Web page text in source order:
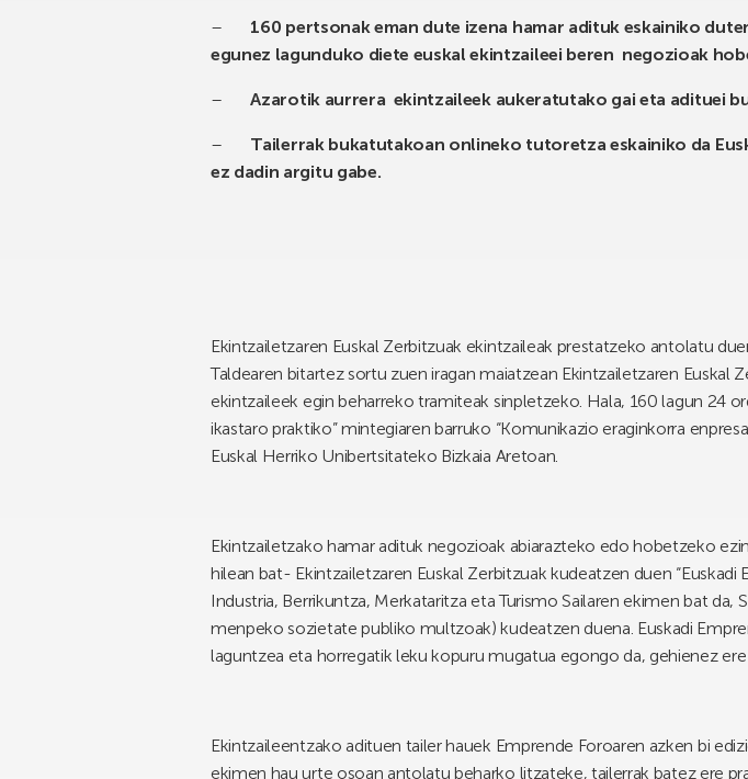
– 160 pertsonak eman dute izena hamar adituk eskainiko
egunez lagunduko diete euskal ekintzaileei beren negozioak
–Azarotik aurrera ekintzaileek aukeratutako gai eta adituei
– Tailerrak bukatutakoan onlineko tutoretza eskainiko da
ez dadin argitu gabe.
Ekintzailetzaren Euskal Zerbitzuak ekintzaileak prestatzeko antolatu
Taldearen bitartez sortu zuen iragan maiatzean Ekintzailetzaren Euskal
ekintzaileek egin beharreko tramiteak sinpletzeko. Hala, 160 lagun 24
ikastaro praktiko” mintegiaren barruko “Komunikazio eraginkorra
Euskal Herriko Unibertsitateko Bizkaia Aretoan.
Ekintzailetzako hamar adituk negozioak abiarazteko edo hobetzeko
hilean bat- Ekintzailetzaren Euskal Zerbitzuak kudeatzen duen
Industria, Berrikuntza, Merkataritza eta Turismo Sailaren ekimen bat da,
menpeko sozietate publiko multzoak) kudeatzen duena. Euskadi
laguntzea eta horregatik leku kopuru mugatua egongo da, gehienez
Ekintzaileentzako adituen tailer hauek Emprende Foroaren azken bi
ekimen hau urte osoan antolatu beharko litzateke, tailerrak batez ere